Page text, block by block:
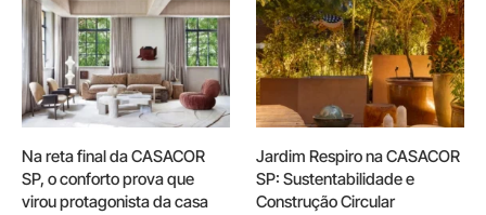
Na reta final da CASACOR
SP, o conforto prova que
virou protagonista da casa
Jardim Respiro na CASACOR
SP: Sustentabilidade e
Construção Circular